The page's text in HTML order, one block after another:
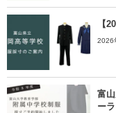
【
2026
富
ー